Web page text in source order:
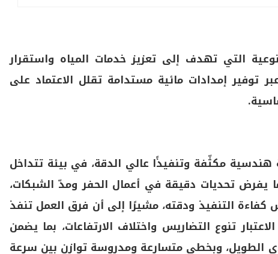
التي تهدف إلى تعزيز خدمات المياه واستقرار
توفير إمدادات مائية مستدامة تقلل الاعتماد على
مكثّفة وتنفيذًا عالي الدقة، في بيئة تتداخل
ما يفرض تحديات دقيقة في أعمال الحفر ومدّ الشبكات،
كفاءة التنفيذ ودقته، مشيرًا إلى أن فرق العمل تنفذ
تنوع التضاريس واختلاف الارتفاعات، بما يضمن
الطويل، وبخطى متسارعة ومدروسة توازن بين سرعة